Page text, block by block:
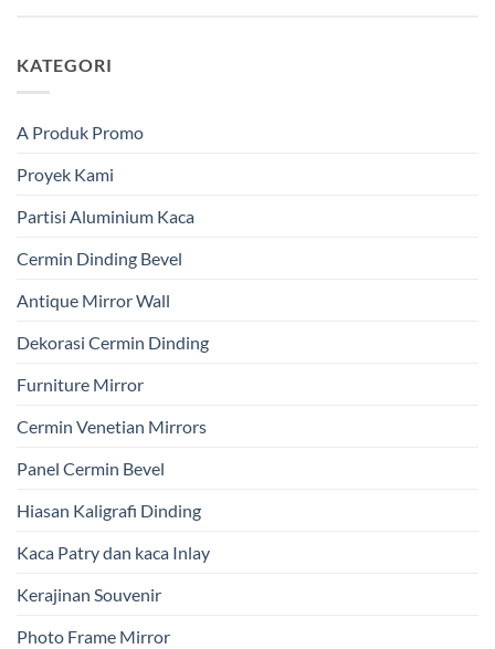
KATEGORI
A Produk Promo
Proyek Kami
Partisi Aluminium Kaca
Cermin Dinding Bevel
Antique Mirror Wall
Dekorasi Cermin Dinding
Furniture Mirror
Cermin Venetian Mirrors
Panel Cermin Bevel
Hiasan Kaligrafi Dinding
Kaca Patry dan kaca Inlay
Kerajinan Souvenir
Photo Frame Mirror